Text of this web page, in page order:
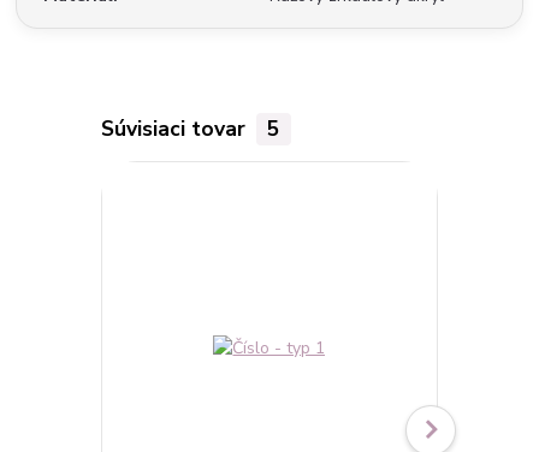
Súvisiaci tovar 5